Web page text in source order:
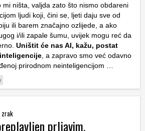
mi ništa, valjda zato što nismo obdareni
ljudi koji, čini se, ljeti daju sve od
ili barem značajno ozlijede, a ako
i/ili zapale šumu, uvijek mogu reć da
Uništit će nas AI, kažu, postat
, a zapravo smo već odavno
prirodnom neinteligencijom …
zrak
prljavim,